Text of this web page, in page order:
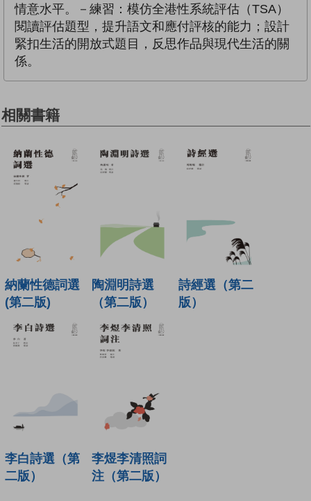
情意水平。－練習：模仿全港性系統評估（TSA）
閱讀評估題型，提升語文和應付評核的能力；設計
緊扣生活的開放式題目，反思作品與現代生活的關
係。
相關書籍
納蘭性德詞選
(第二版)
陶淵明詩選
（第二版）
詩經選（第二
版）
李白詩選（第
二版）
李煜李清照詞
注（第二版）